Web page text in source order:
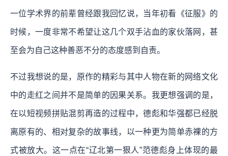
一位学术界的前辈曾经跟我回忆说，当年初看《征服》的
时候，一度非常不希望让这几个双手沾血的家伙落网，甚
至会为自己这种善恶不分的态度感到自责。
不过我想说的是，原作的精彩与其中人物在新的网络文化
中的走红之间并不是简单的因果关系。我更想强调的是，
在以短视频拼贴混剪再造的过程中，德彪和华强都已经脱
离原有的、相对复杂的故事线，以一种更为简单赤裸的方
式被放大。这一点在“辽北第一狠人”范德彪身上体现的最